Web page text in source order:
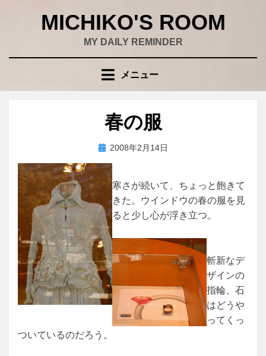
MICHIKO'S ROOM
MY DAILY REMINDER
メニュー
春の服
投稿者wad
投
日:
2008年2月14日
寒さが続いて、ちょっと飽きて
きた。ウインドウの春の服を見
ると少し心が浮き立つ。
斬新なデ
ザインの
指輪、石
はどうや
ってくっ
ついているのだろう。